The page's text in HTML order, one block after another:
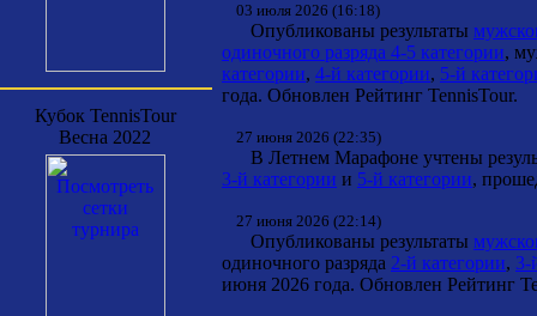
Кубок TennisTour
Весна 2022
03 июля 2026 (16:18)
Опубликованы результаты
одиночного разряда 4-5 категории,
категории, 4-й категории, 5-й
года. Обновлен Рейтинг TennisTour.
27 июня 2026 (22:35)
В Летнем Марафоне учтены
3-й категории и 5-й категории,
27 июня 2026 (22:14)
Опубликованы результаты
одиночного разряда 2-й категории, 3-
июня 2026 года. Обновлен Рейтинг